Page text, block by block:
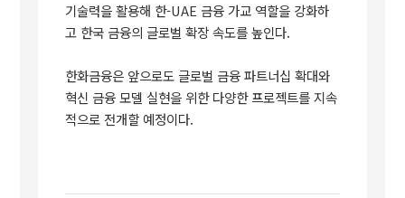
기술력을 활용해 한-UAE 금융 가교 역할을 강화하
고 한국 금융의 글로벌 확장 속도를 높인다.
한화금융은 앞으로도 글로벌 금융 파트너십 확대와
혁신 금융 모델 실현을 위한 다양한 프로젝트를 지속
적으로 전개할 예정이다.